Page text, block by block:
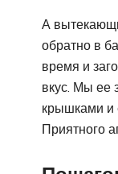
А
обратно в
время и
вкус. Мы ее
крышками и
Приятного